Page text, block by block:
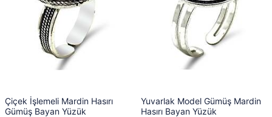
Çiçek İşlemeli Mardin Hasırı
Gümüş Bayan Yüzük
Yuvarlak Model Gümüş Mardin
Hasırı Bayan Yüzük